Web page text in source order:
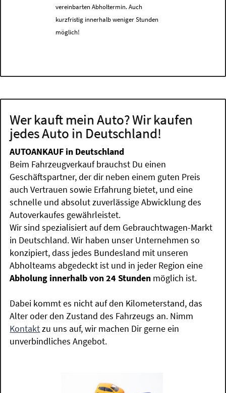
vereinbarten Abholtermin. Auch
kurzfristig innerhalb weniger Stunden
möglich!
Wer kauft mein Auto? Wir kaufen
jedes Auto in Deutschland!
AUTOANKAUF in Deutschland
Beim Fahrzeugverkauf brauchst Du einen
Geschäftspartner, der dir neben einem guten Preis
auch Vertrauen sowie Erfahrung bietet, und eine
schnelle und absolut zuverlässige Abwicklung des
Autoverkaufes gewährleistet.
Wir sind spezialisiert auf dem Gebrauchtwagen-Markt
in Deutschland. Wir haben unser Unternehmen so
konzipiert, dass jedes Bundesland mit unseren
Abholteams abgedeckt ist und in jeder Region eine
Abholung innerhalb von 24 Stunden möglich ist.
Dabei kommt es nicht auf den Kilometerstand, das
Alter oder den Zustand des Fahrzeugs an. Nimm
Kontaktzu uns auf, wir machen Dir gerne ein
unverbindliches Angebot.